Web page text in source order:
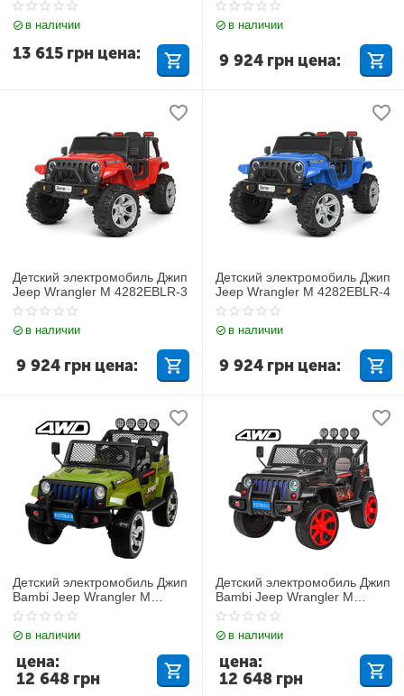
в наличии
13 615 грн цена:
в наличии
9 924 грн цена:
Детский электромобиль Джип
Jeep Wrangler M 4282EBLR-3
в наличии
9 924 грн цена:
Детский электромобиль Джип
Jeep Wrangler M 4282EBLR-4
в наличии
9 924 грн цена:
Детский электромобиль Джип
Bambi Jeep Wrangler M
3237EBLR-10
в наличии
12 648 грн
цена:
Детский электромобиль Джип
Bambi Jeep Wrangler M
3237EBLR-2-3
в наличии
12 648 грн
цена: